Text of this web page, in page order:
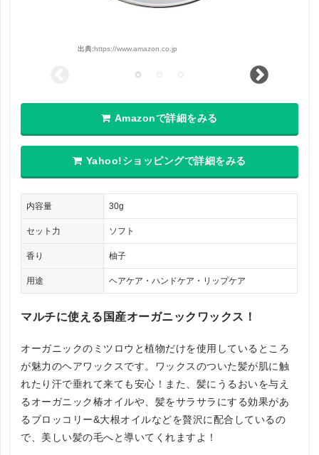
出典:https://www.amazon.co.jp
Amazonで詳細をみる
Yahoo!ショッピングで詳細をみる
内容量 30g
セット力 ソフト
香り 柚子
用途 ヘアケア・ハンドケア・リップケア
マルチに使える国産オーガニックワックス！
オーガニックのミツロウと植物だけを使用しているところ
が魅力のヘアワックスです。ワックスのついた髪が肌に触
れたり汗で垂れて来ても安心！また、髪にうるおいを与え
るオーガニック椿オイルや、髪をサラサラにする効果があ
るブロッコリー&大根オイルなどを贅沢に配合しているの
で、美しい髪の毛へと導いてくれますよ！